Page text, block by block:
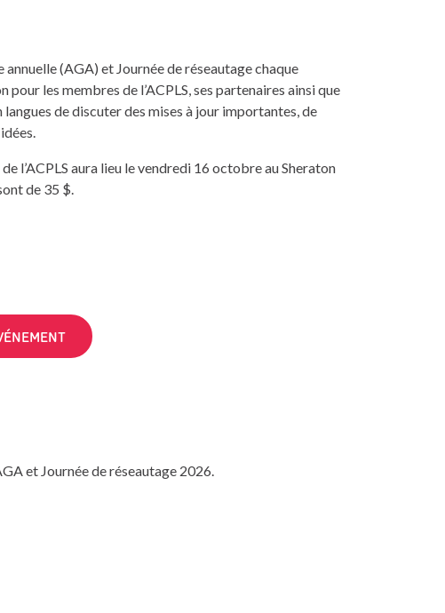
annuelle (AGA) et Journée de réseautage chaque
pour les membres de l’ACPLS, ses partenaires ainsi que
langues de discuter des mises à jour importantes, de
l’ACPLS aura lieu le vendredi 16 octobre au Sheraton
de 35 $.
et Journée de réseautage 2026.